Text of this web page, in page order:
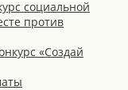
социальной
против
«Создай